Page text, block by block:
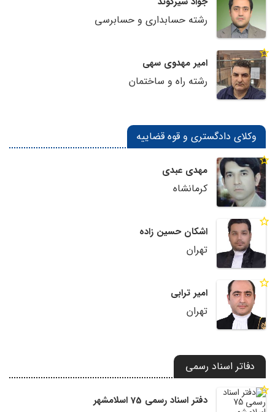
رشته حسابداری و حسابرسی
امیر مهدوی سهی
رشته راه و ساختمان
وکلای دادگستری و قوه قضاییه
مهدی عبدی
کرمانشاه
اشکان حسین زاده
تهران
امیر ترابی
تهران
دفاتر اسناد رسمی
دفتر اسناد رسمی 75 اسلامشهر